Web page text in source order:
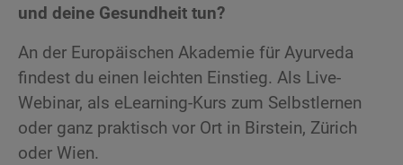
und deine Gesundheit tun?
An der Europäischen Akademie für Ayurveda
findest du einen leichten Einstieg. Als Live-
Webinar, als eLearning-Kurs zum Selbstlernen
oder ganz praktisch vor Ort in Birstein, Zürich
oder Wien.